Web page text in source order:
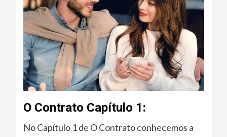
O Contrato Capítulo 1:
No Capítulo 1 de O Contrato conhecemos a